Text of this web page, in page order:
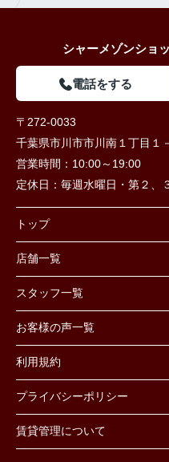
シャーメゾンショ
電話をする
〒272-0033
千葉県市川市市川南１丁目１
営業時間： 10:00～19:00
定休日： 毎週水曜日・第２、
トップ
店舗一覧
スタッフ一覧
お客様の声一覧
利用規約
プライバシーポリシー
賃貸管理について